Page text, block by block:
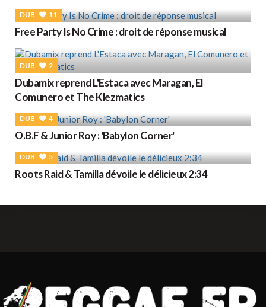
DUB 11
Free Party Is No Crime : droit de réponse musical
DUB 2
Dubamix reprend L'Estaca avec Maragan, El
Comunero et The Klezmatics
DUB 4
O.B.F & Junior Roy : 'Babylon Corner'
DUB 5
Roots Raid & Tamilla dévoile le délicieux 2:34